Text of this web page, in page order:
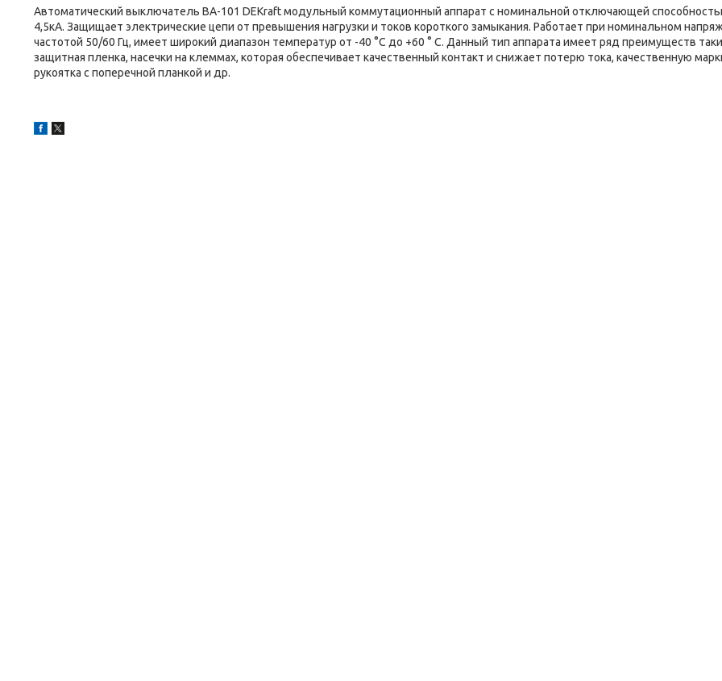
Автоматический выключатель ВА-101 DEKraft модульный коммутационный аппарат с номинальной отключающей
4,5кА. Защищает электрические цепи от превышения нагрузки и токов короткого замыкания. Работает при номинальном
частотой 50/60 Гц, имеет широкий диапазон температур от -40 °C до +60 ° C. Данный тип аппарата имеет ряд преимуществ
защитная пленка, насечки на клеммах, которая обеспечивает качественный контакт и снижает потерю тока, качественную
рукоятка с поперечной планкой и др.